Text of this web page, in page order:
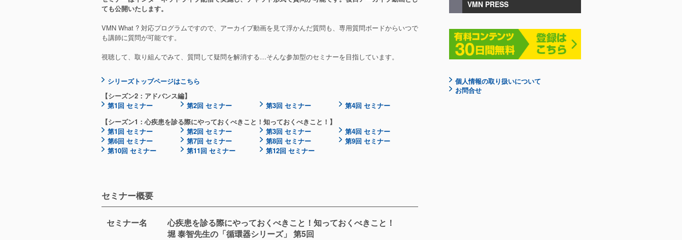
VMN PRESS
個人情報の取り扱いについて
お問合せ
ても公開いたします。
VMN What ? 対応プログラムですので、アーカイブ動画を見て浮かんだ質問も、専用質問ボードからいつで
も講師に質問が可能です。
視聴して、取り組んでみて、質問して疑問を解消する…そんな参加型のセミナーを目指しています。
シリーズトップページはこちら
【シーズン2：アドバンス編】
第1回 セミナー
第2回 セミナー 第3回 セミナー
第4回 セミナー
【シーズン1：心疾患を診る際にやっておくべきこと！知っておくべきこと！】
第1回 セミナー
第2回 セミナー 第3回 セミナー
第4回 セミナー
第6回 セミナー
第7回 セミナー 第8回 セミナー
第9回 セミナー
第10回 セミナー
第11回 セミナー 第12回 セミナー
セミナー概要
セミナー名
心疾患を診る際にやっておくべきこと！知っておくべきこと！
堀 泰智先生の「循環器シリーズ」 第5回